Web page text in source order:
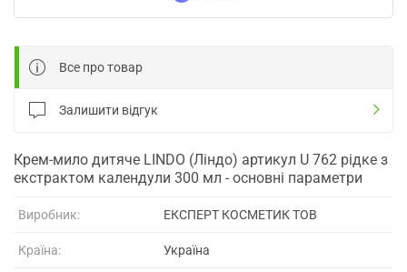
Все про товар
Залишити відгук
Крем-мило дитяче LINDO (Ліндо) артикул U 762 рідке з
екстрактом календули 300 мл - основні параметри
Виробник: ЕКСПЕРТ КОСМЕТИК ТОВ
Країна: Україна